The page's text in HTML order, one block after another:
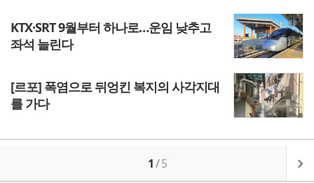
KTX·SRT 9월부터 하나로…운임 낮추고
좌석 늘린다
[르포] 폭염으로 뒤엉킨 복지의 사각지대
를 가다
1/5